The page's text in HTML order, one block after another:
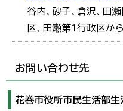
谷内、砂子、倉沢、
区、田瀬第1行政区か
お問い合わせ先
花巻市役所市民生活部生